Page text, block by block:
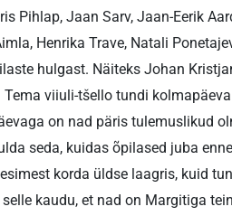
Pihlap, Jaan Sarv, Jaan-Eerik
Henrika Trave, Natali
hulgast. Näiteks Johan
viiuli-tšello tundi
on nad päris tulemuslikud
seda, kuidas õpilased juba
korda üldse laagris, kuid
kaudu, et nad on Margitiga